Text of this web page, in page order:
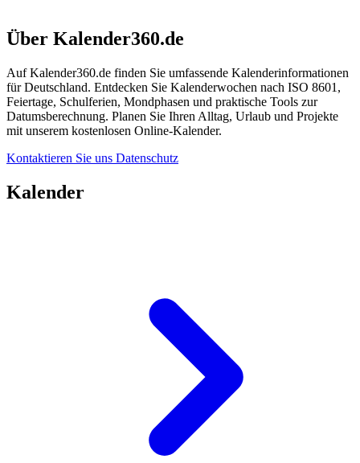
Über Kalender360.de
Auf Kalender360.de finden Sie umfassende Kalenderinformationen
für Deutschland. Entdecken Sie Kalenderwochen nach ISO 8601,
Feiertage, Schulferien, Mondphasen und praktische Tools zur
Datumsberechnung. Planen Sie Ihren Alltag, Urlaub und Projekte
mit unserem kostenlosen Online-Kalender.
Kontaktieren Sie uns Datenschutz
Kalender